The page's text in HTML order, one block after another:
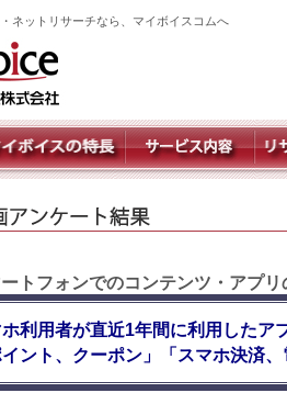
ネットリサーチなら、マイボイスコムへ
ートフォンでのコンテンツ・アプ
ホ利用者が直近1年間に利用したア
イント、クーポン」「スマホ決済